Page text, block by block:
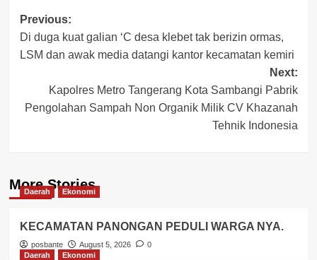
Post
navigation
Previous:
Di duga kuat galian ‘C desa klebet tak berizin ormas,
LSM dan awak media datangi kantor kecamatan kemiri
Next:
Kapolres Metro Tangerang Kota Sambangi Pabrik
Pengolahan Sampah Non Organik Milik CV Khazanah
Tehnik Indonesia
More Stories
Daerah Ekonomi
KECAMATAN PANONGAN PEDULI WARGA NYA.
posbante August 5, 2026
0
Daerah
Ekonomi